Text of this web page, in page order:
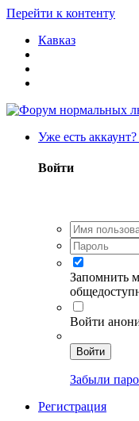
Перейти к контенту
Кавказ
Уже есть
Войти
Запомнить
Войти
Войти
Забыли
Регистрация